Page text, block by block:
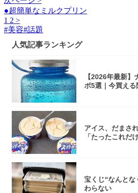
●超簡単なミルクプリン
1 2 >
#美容#話題
人気記事ランキング
【2026年最新】
ボ5選｜今買え
アイス、だまさ
「たったこれだ
宝くじ“なんとな
わらない